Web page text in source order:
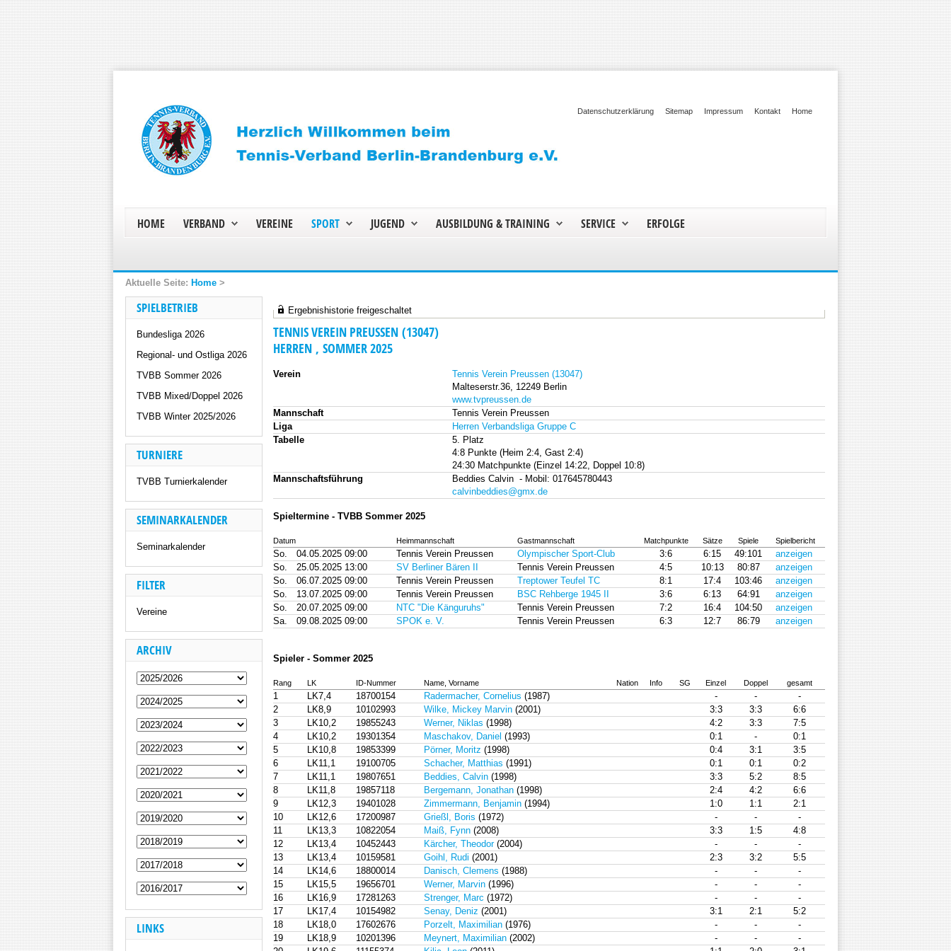
Home
Kontakt
Impressum
Sitemap
Datenschutzerklärung
HOME VERBAND VEREINE SPORT JUGEND AUSBILDUNG & TRAINING SERVICE ERFOLGE
Home >
SPIELBETRIEB
Bundesliga 2026
Regional- und Ostliga 2026
TVBB Sommer 2026
TVBB Mixed/Doppel 2026
TVBB Winter 2025/2026
TURNIERE
TVBB Turnierkalender
SEMINARKALENDER
Seminarkalender
FILTER
Vereine
ARCHIV
LINKS
Ergebnishistorie freigeschaltet
TENNIS VEREIN PREUSSEN (13047)
HERREN , SOMMER 2025
Verein
Tennis Verein Preussen (13047)
Malteserstr.36, 12249 Berlin
www.tvpreussen.de
Mannschaft
Tennis Verein Preussen
Liga
Herren Verbandsliga Gruppe C
Tabelle
5. Platz
4:8 Punkte (Heim 2:4, Gast 2:4)
24:30 Matchpunkte (Einzel 14:22, Doppel 10:8)
Mannschaftsführung
Beddies Calvin - Mobil: 017645780443
calvinbeddies@gmx.de
Spieltermine - TVBB Sommer 2025
Datum Heimmannschaft Gastmannschaft Matchpunkte Sätze Spiele Spielbericht
So. 04.05.2025 09:00 Tennis Verein Preussen Olympischer Sport-Club 3:6 6:15 49:101
anzeigen
So.
25.05.2025 13:00 SV Berliner Bären II Tennis Verein Preussen 4:5 10:13 80:87
anzeigen
So.
06.07.2025 09:00 Tennis Verein Preussen Treptower Teufel TC 8:1 17:4 103:46
anzeigen
So.
13.07.2025 09:00 Tennis Verein Preussen BSC Rehberge 1945 II 3:6 6:13 64:91
anzeigen
So.
20.07.2025 09:00 NTC "Die Känguruhs" Tennis Verein Preussen 7:2 16:4 104:50
anzeigen
Sa.
09.08.2025 09:00 SPOK e. V. Tennis Verein Preussen 6:3 12:7 86:79 anzeigen
Spieler - Sommer 2025
Rang LK ID-Nummer Name, Vorname Nation Info SG Einzel Doppel gesamt
1 LK7,4 18700154 Radermacher, Cornelius (1987) - -
-
2
LK8,9 10102993 Wilke, Mickey Marvin (2001) 3:3 3:3
6:6
3
LK10,2 19855243 Werner, Niklas (1998) 4:2 3:3
7:5
4
LK10,2 19301354 Maschakov, Daniel (1993) 0:1 -
0:1
5
LK10,8 19853399 Pörner, Moritz (1998) 0:4 3:1
3:5
6
LK11,1 19100705 Schacher, Matthias (1991) 0:1 0:1
0:2
7
LK11,1 19807651 Beddies, Calvin (1998) 3:3 5:2
8:5
8
LK11,8 19857118 Bergemann, Jonathan (1998) 2:4 4:2
6:6
9
LK12,3 19401028 Zimmermann, Benjamin (1994) 1:0 1:1
2:1
10
LK12,6 17200987 Grießl, Boris (1972) - -
-
11
LK13,3 10822054 Maiß, Fynn (2008) 3:3 1:5
4:8
12
LK13,4 10452443 Kärcher, Theodor(2004) - -
-
13
LK13,4 10159581 Goihl, Rudi (2001) 2:3 3:2
5:5
14
LK14,6 18800014 Danisch, Clemens (1988) - -
-
15
LK15,5 19656701 Werner, Marvin (1996) - -
-
16
LK16,9 17281263 Strenger, Marc (1972) - -
-
17
LK17,4 10154982 Senay, Deniz (2001) 3:1 2:1
5:2
18
LK18,0 17602676 Porzelt, Maximilian (1976) - -
-
19
LK18,9 10201396 Meynert, Maximilian (2002) - -
-